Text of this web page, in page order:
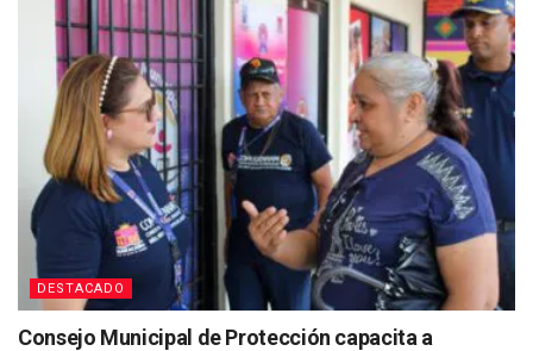
DESTACADO
Consejo Municipal de Protección capacita a